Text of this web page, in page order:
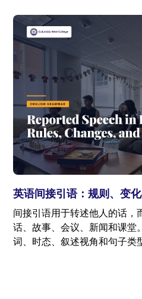
英语间接引语：规则、变
间接引语用于转述他人的话，
话、故事、会议、新闻和课堂
词、时态、叙述视角和句子类